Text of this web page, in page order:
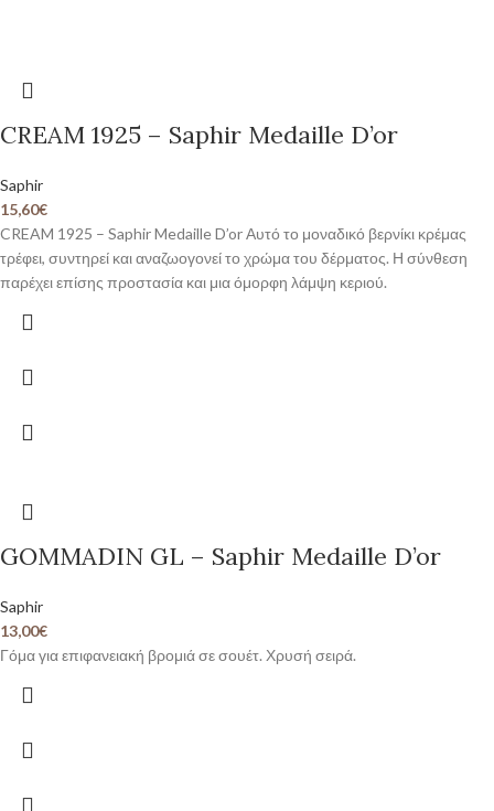
CREAM 1925 – Saphir Medaille D’or
Saphir
15,60€
CREAM 1925 – Saphir Medaille D’or Αυτό το μοναδικό βερνίκι κρέμας
τρέφει, συντηρεί και αναζωογονεί το χρώμα του δέρματος. Η σύνθεση
παρέχει επίσης προστασία και μια όμορφη λάμψη κεριού.
GOMMADIN GL – Saphir Medaille D’or
Saphir
13,00€
Γόμα για επιφανειακή βρομιά σε σουέτ. Χρυσή σειρά.